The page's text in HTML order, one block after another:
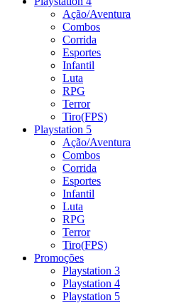
Ação/Aventura
Combos
Corrida
Esportes
Infantil
Luta
RPG
Terror
Tiro(FPS)
Playstation 5
Ação/Aventura
Combos
Corrida
Esportes
Infantil
Luta
RPG
Terror
Tiro(FPS)
Promoções
Playstation 3
Playstation 4
Playstation 5